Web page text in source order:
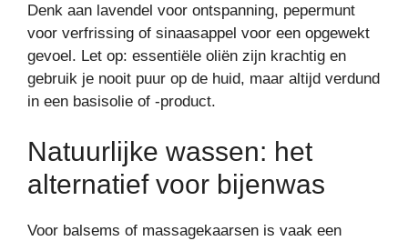
Denk aan lavendel voor ontspanning, pepermunt
voor verfrissing of sinaasappel voor een opgewekt
gevoel. Let op: essentiële oliën zijn krachtig en
gebruik je nooit puur op de huid, maar altijd verdund
in een basisolie of -product.
Natuurlijke wassen: het
alternatief voor bijenwas
Voor balsems of massagekaarsen is vaak een